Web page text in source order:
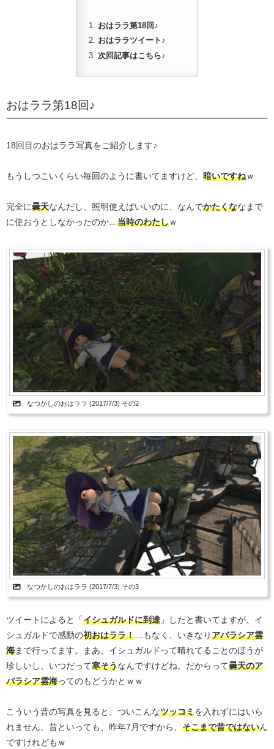
おはララ第18回♪
おはララツイート♪
次回記事はこちら♪
おはララ第18回♪
18回目のおはララ写真をご紹介します♪
もうしつこいくらい毎回のように書いてますけど、 暗いですねｗ
完全に曇天なんだし、照明使えばいいのに、なんでかたくななまで
に使おうとしなかったのか…当時のわたしｗ
なつかしのおはララ (2017/7/3) その2
なつかしのおはララ (2017/7/3) その3
ツイートによると「イシュガルドに到達 」したと書いてますが、イ
シュガルドで感動の初おはララ！…もなく、いきなりアバラシア雲
海まで行ってます。まあ、イシュガルドって晴れてることのほうが
珍しいし、いつだって寒そうなんですけどね。だからって曇天のア
バラシア雲海ってのもどうかとｗｗ
こういう昔の写真を見ると、ついこんなツッコミを入れずにはいら
れません。昔といっても、昨年7月ですから、 そこまで昔ではないん
ですけれどもｗ